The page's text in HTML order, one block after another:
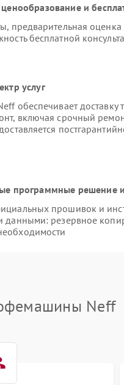
и
предварительная
бесплатной
услуг
обеспечивает
включая срочный
программные решение
прошивок и
данными: резервное
Neff